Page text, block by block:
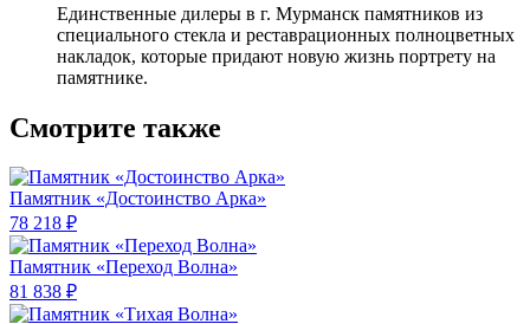
Единственные дилеры в г. Мурманск памятников из
специального стекла и реставрационных полноцветных
накладок, которые придают новую жизнь портрету на
памятнике.
Смотрите также
Памятник «Достоинство Арка»
78 218 ₽
Памятник «Переход Волна»
81 838 ₽